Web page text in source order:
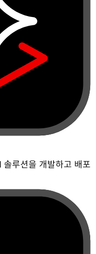
루션을 개발하고 배포